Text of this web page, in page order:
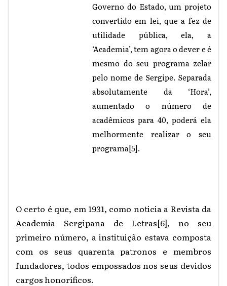
Governo do Estado, um projeto
convertido em lei, que a fez de
utilidade pública, ela, a
‘Academia’, tem agora o dever e é
mesmo do seu programa zelar
pelo nome de Sergipe. Separada
absolutamente da ‘Hora’,
aumentado o número de
acadêmicos para 40, poderá ela
melhormente realizar o seu
programa[5].
O certo é que, em 1931, como noticia a Revista da
Academia Sergipana de Letras[6], no seu
primeiro número, a instituição estava composta
com os seus quarenta patronos e membros
fundadores, todos empossados nos seus devidos
cargos honoríficos.